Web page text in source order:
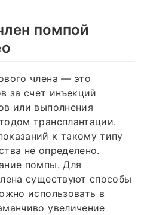
помпой
члена — это
за счет инъекций
или выполнения
трансплантации.
к такому типу
не определено.
помпы. Для
существуют способы
использовать в
увеличение